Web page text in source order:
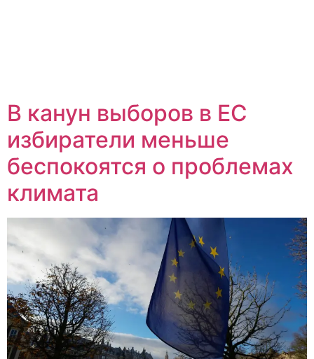
В канун выборов в ЕС
избиратели меньше
беспокоятся о проблемах
климата